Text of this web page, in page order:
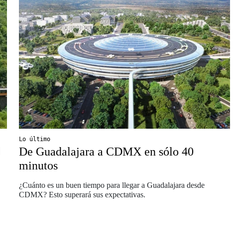
Lo último
De Guadalajara a CDMX en sólo 40
minutos
¿Cuánto es un buen tiempo para llegar a Guadalajara desde
CDMX? Esto superará sus expectativas.